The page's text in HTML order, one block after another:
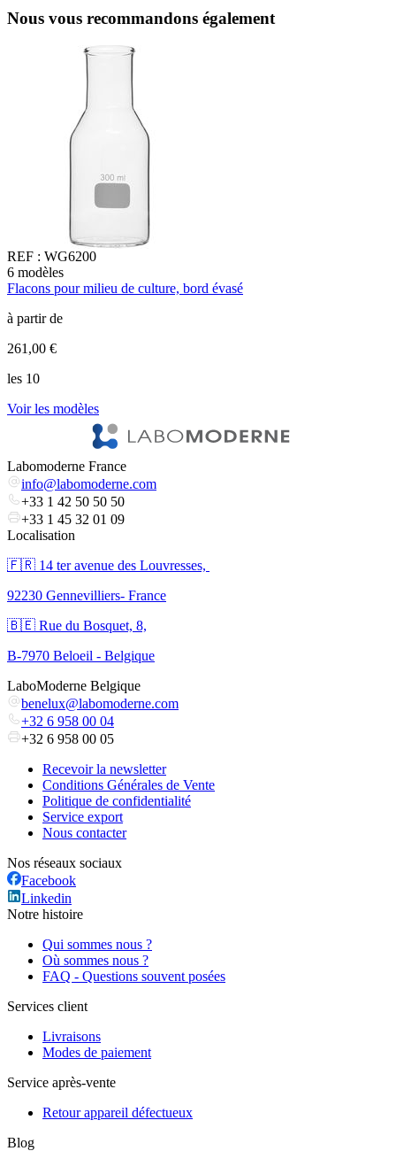
Nous vous recommandons également
REF : WG6200
6 modèles
Flacons pour milieu de culture, bord évasé
à partir de
261,00 €
les 10
Voir les modèles
Labomoderne France
info@labomoderne.com
+33 1 42 50 50 50
+33 1 45 32 01 09
Localisation
🇫🇷 ​14 ter avenue des Louvresses,
92230 Gennevilliers- France
🇧🇪 Rue du Bosquet, 8,
B-7970 Beloeil - Belgique
LaboModerne Belgique
benelux@labomoderne.com
+32 6 958 00 04
+32 6 958 00 05
Recevoir la newsletter
Conditions Générales de Vente
Politique de confidentialité
Service export
Nous contacter
Nos réseaux sociaux
Facebook
Linkedin
Notre histoire
Qui sommes nous ?
Où sommes nous ?
FAQ - Questions souvent posées
Services client
Livraisons
Modes de paiement
Service après-vente
Retour appareil défectueux
Blog